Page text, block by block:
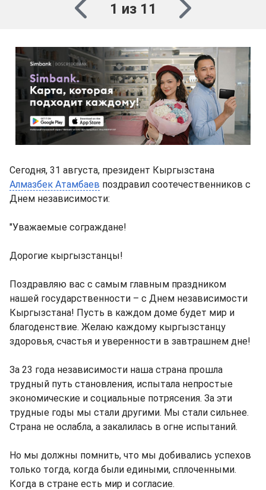
1 из 11
Сегодня, 31 августа, президент Кыргызстана
Алмазбек Атамбаев поздравил соотечественников с
Днем независимости:
"Уважаемые сограждане!
Дорогие кыргызстанцы!
Поздравляю вас с самым главным праздником
нашей государственности – с Днем независимости
Кыргызстана! Пусть в каждом доме будет мир и
благоденствие. Желаю каждому кыргызстанцу
здоровья, счастья и уверенности в завтрашнем дне!
За 23 года независимости наша страна прошла
трудный путь становления, испытала непростые
экономические и социальные потрясения. За эти
трудные годы мы стали другими. Мы стали сильнее.
Страна не ослабла, а закалилась в огне испытаний.
Но мы должны помнить, что мы добивались успехов
только тогда, когда были едиными, сплоченными.
Когда в стране есть мир и согласие.